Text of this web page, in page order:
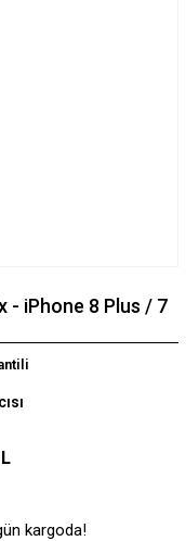
- iPhone 8 Plus / 7
kargoda!